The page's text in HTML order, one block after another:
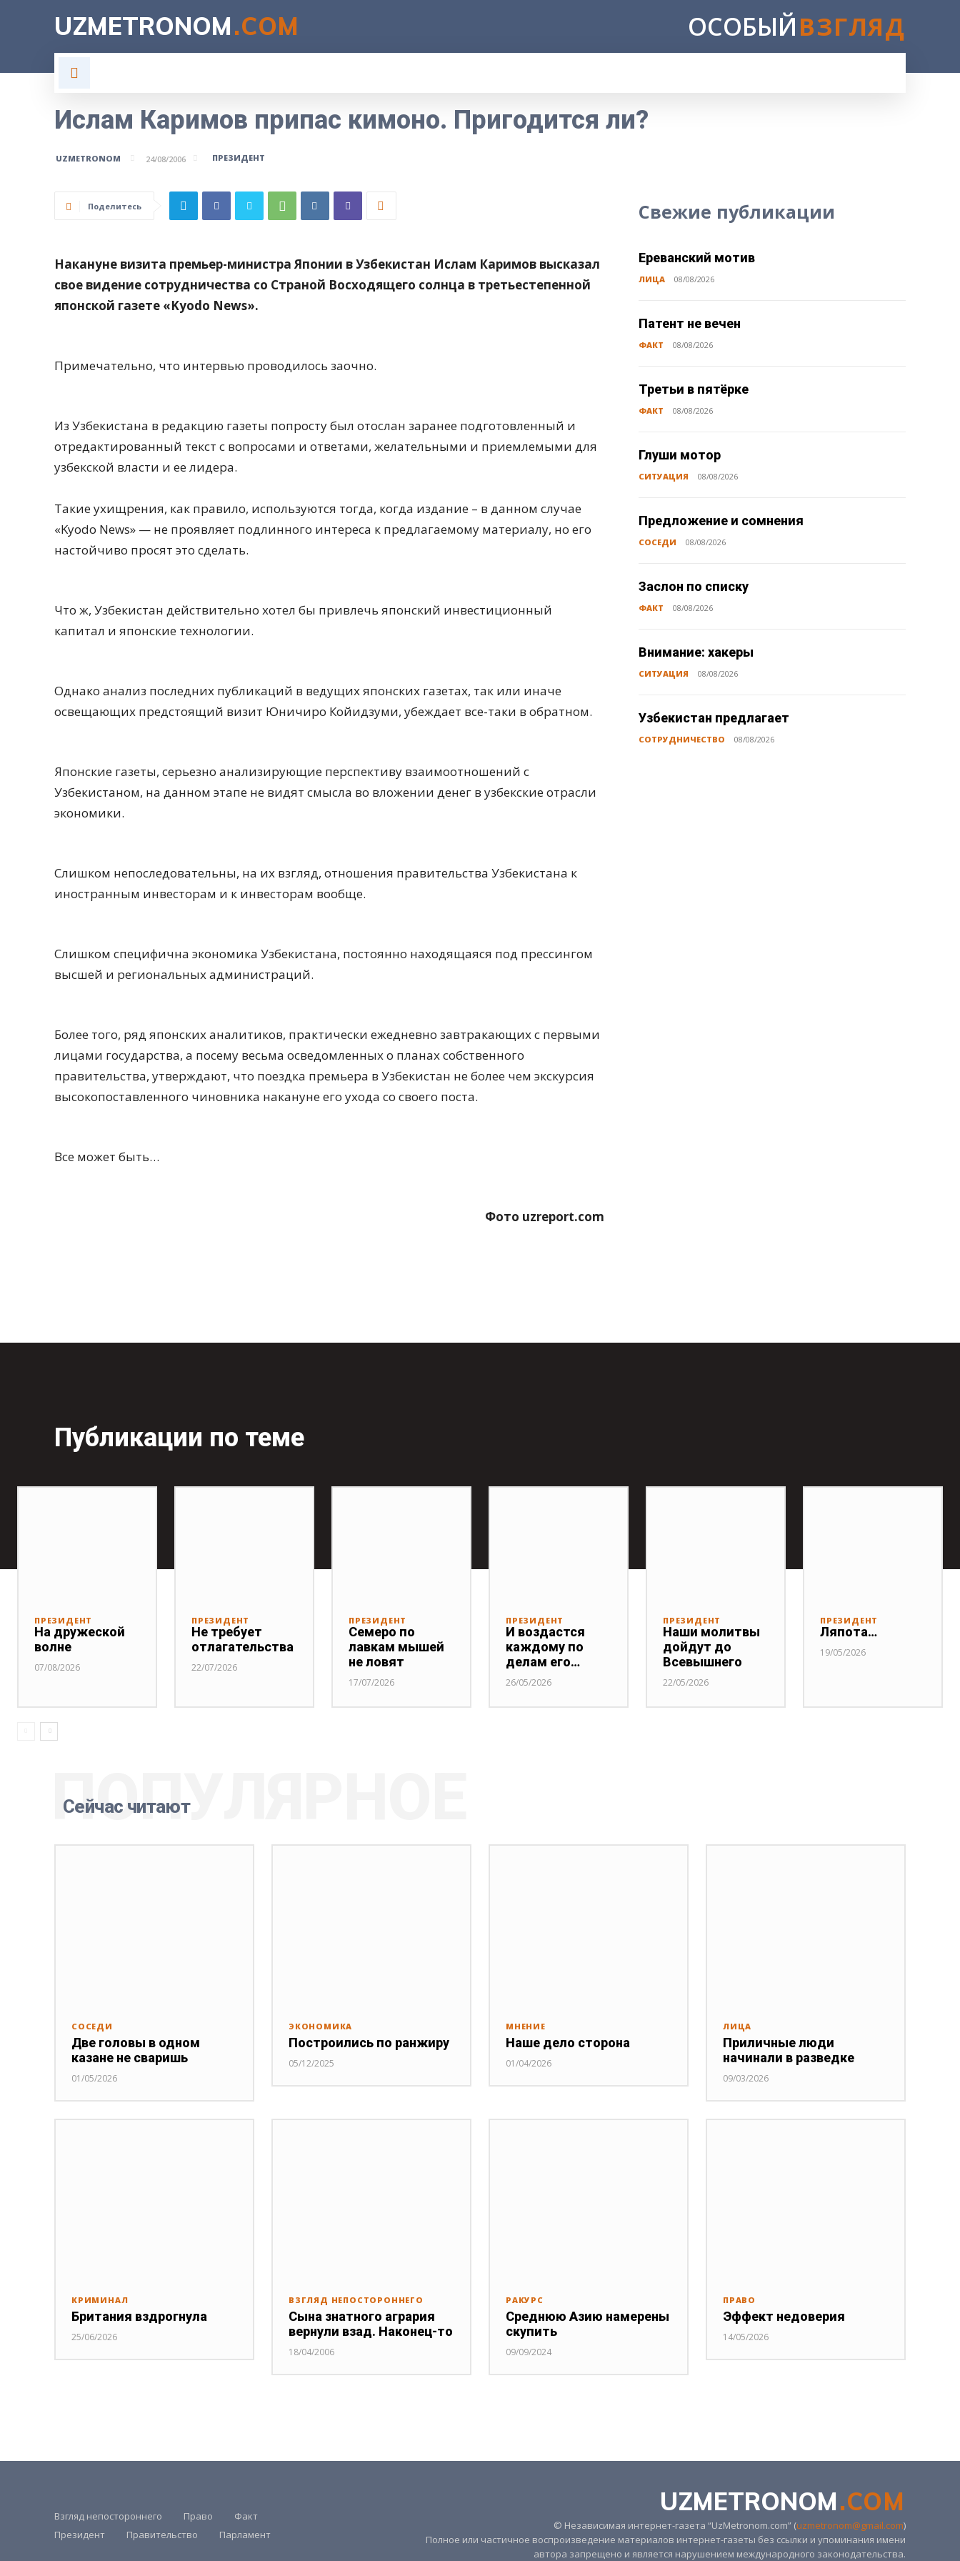
UZMETRONOM.COM ОСОБЫЙВЗГЛЯД
Ислам Каримов припас кимоно. Пригодится ли?
UZMETRONOM 24/08/2006 ПРЕЗИДЕНТ
Поделитесь
Накануне визита премьер-министра Японии в Узбекистан Ислам Каримов высказал
свое видение сотрудничества со Страной Восходящего солнца в третьестепенной
японской газете «Kyodo News».
Примечательно, что интервью проводилось заочно.
Из Узбекистана в редакцию газеты попросту был отослан заранее подготовленный и
отредактированный текст с вопросами и ответами, желательными и приемлемыми для
узбекской власти и ее лидера.
Такие ухищрения, как правило, используются тогда, когда издание – в данном случае
«Kyodo News» — не проявляет подлинного интереса к предлагаемому материалу, но его
настойчиво просят это сделать.
Что ж, Узбекистан действительно хотел бы привлечь японский инвестиционный
капитал и японские технологии.
Однако анализ последних публикаций в ведущих японских газетах, так или иначе
освещающих предстоящий визит Юничиро Койидзуми, убеждает все-таки в обратном.
Японские газеты, серьезно анализирующие перспективу взаимоотношений с
Узбекистаном, на данном этапе не видят смысла во вложении денег в узбекские отрасли
экономики.
Слишком непоследовательны, на их взгляд, отношения правительства Узбекистана к
иностранным инвесторам и к инвесторам вообще.
Слишком специфична экономика Узбекистана, постоянно находящаяся под прессингом
высшей и региональных администраций.
Более того, ряд японских аналитиков, практически ежедневно завтракающих с первыми
лицами государства, а посему весьма осведомленных о планах собственного
правительства, утверждают, что поездка премьера в Узбекистан не более чем экскурсия
высокопоставленного чиновника накануне его ухода со своего поста.
Все может быть…
Фото uzreport.com
Свежие публикации
Ереванский мотив
ЛИЦА 08/08/2026
Патент не вечен
ФАКТ 08/08/2026
Третьи в пятёрке
ФАКТ 08/08/2026
Глуши мотор
СИТУАЦИЯ 08/08/2026
Предложение и сомнения
СОСЕДИ 08/08/2026
Заслон по списку
ФАКТ 08/08/2026
Внимание: хакеры
СИТУАЦИЯ 08/08/2026
Узбекистан предлагает
СОТРУДНИЧЕСТВО 08/08/2026
Публикации по теме
ПРЕЗИДЕНТ
На дружеской
волне
07/08/2026
ПРЕЗИДЕНТ
Не требует
отлагательства
22/07/2026
ПРЕЗИДЕНТ
Семеро по
лавкам мышей
не ловят
17/07/2026
ПРЕЗИДЕНТ
И воздастся
каждому по
делам его…
26/05/2026
ПРЕЗИДЕНТ
Наши молитвы
дойдут до
Всевышнего
22/05/2026
ПРЕЗИДЕНТ
Ляпота…
19/05/2026
Сейчас читают
ПОПУЛЯРНОЕ
СОСЕДИ
Две головы в одном
казане не сваришь
01/05/2026
ЭКОНОМИКА
Построились по ранжиру
05/12/2025
МНЕНИЕ
Наше дело сторона
01/04/2026
ЛИЦА
Приличные люди
начинали в разведке
09/03/2026
КРИМИНАЛ
Британия вздрогнула
25/06/2026
ВЗГЛЯД НЕПОСТОРОННЕГО
Сына знатного агрария
вернули взад. Наконец-то
18/04/2006
РАКУРС
Среднюю Азию намерены
скупить
09/09/2024
ПРАВО
Эффект недоверия
14/05/2026
Взгляд непостороннего Право
Факт
Президент
Правительство Парламент
UZMETRONOM.COM
© Независимая интернет-газета “UzMetronom.com” (uzmetronom@gmail.com)
Полное или частичное воспроизведение материалов интернет-газеты без ссылки и упоминания имени
автора запрещено и является нарушением международного законодательства.